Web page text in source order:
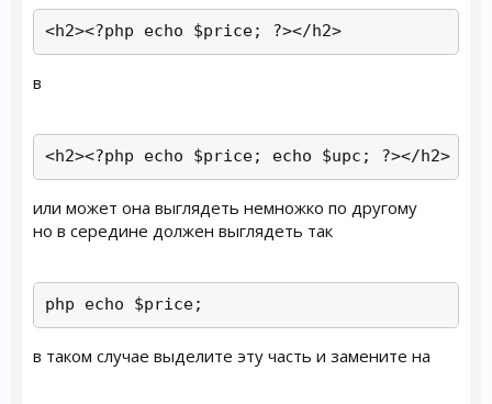
<h2><?php echo $price; ?></h2>
в
<h2><?php echo $price; echo $upc; ?></h2>
или может она выглядеть немножко по другому
но в середине должен выглядеть так
php echo $price;
в таком случае выделите эту часть и замените на